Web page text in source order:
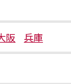
阪 兵庫